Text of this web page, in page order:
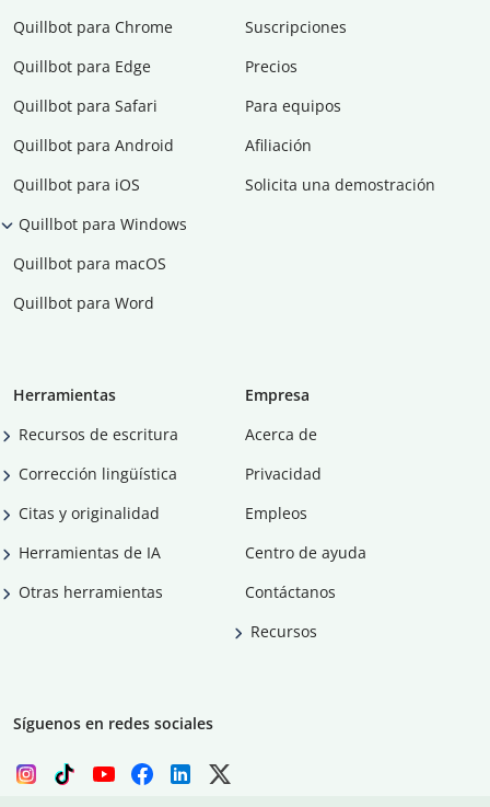
Quillbot para Chrome
Quillbot para Edge
Quillbot para Safari
Quillbot para Android
Quillbot para iOS
Quillbot para Windows
Quillbot para macOS
Quillbot para Word
Suscripciones
Precios
Para equipos
Afiliación
Solicita una demostración
Herramientas
Recursos de escritura
Corrección lingüística
Citas y originalidad
Herramientas de IA
Otras herramientas
Empresa
Acerca de
Privacidad
Empleos
Centro de ayuda
Contáctanos
Recursos
Síguenos en redes sociales